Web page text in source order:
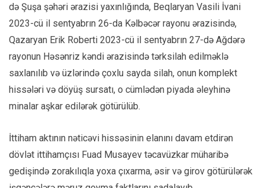
də Şuşa şəhəri ərazisi yaxınlığında, Beqlaryan Vasili İvani
2023-cü il sentyabrın 26-da Kəlbəcər rayonu ərazisində,
Qazaryan Erik Roberti 2023-cü il sentyabrın 27-də Ağdərə
rayonun Həsənriz kəndi ərazisində tərksilah edilməklə
saxlanılıb və üzlərində çoxlu sayda silah, onun komplekt
hissələri və döyüş sursatı, o cümlədən piyada əleyhinə
minalar aşkar edilərək götürülüb.
İttiham aktının nəticəvi hissəsinin elanını davam etdirən
dövlət ittihamçısı Fuad Musayev təcavüzkar müharibə
gedişində zorakılıqla yoxa çıxarma, əsir və girov götürülərək